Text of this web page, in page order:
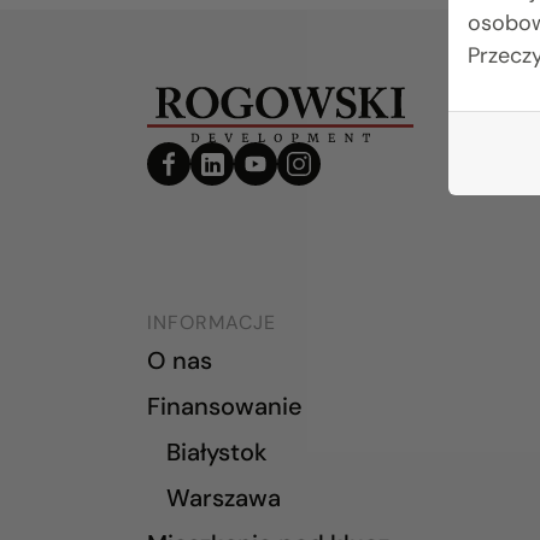
INFORMACJE
O nas
Finansowanie
Białystok
Warszawa